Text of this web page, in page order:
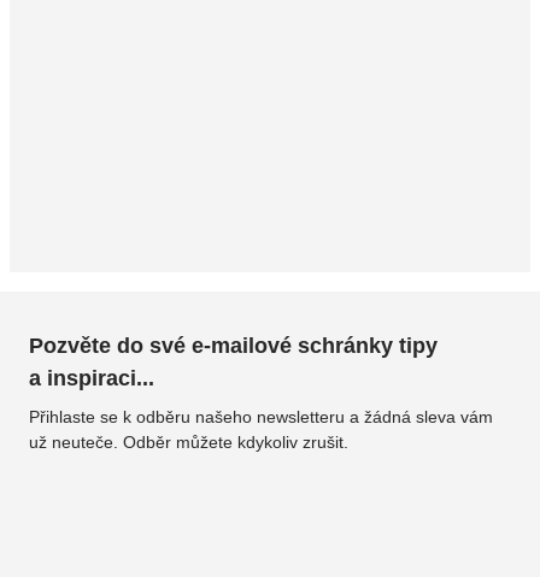
Pozvěte do své e-mailové schránky tipy
a inspiraci...
Přihlaste se k odběru našeho newsletteru a žádná sleva vám
už neuteče. Odběr můžete kdykoliv zrušit.